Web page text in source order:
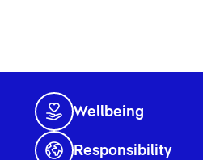
Wellbeing
Responsibility